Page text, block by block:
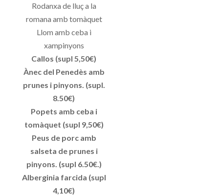
Rodanxa de lluç a la
romana amb tomàquet
Llom amb ceba i
xampinyons
Callos (supl 5,50€)
Ànec del Penedès amb
prunes i pinyons. (supl.
8.50€)
Popets amb ceba i
tomàquet (supl 9,50€)
Peus de porc amb
salseta de prunes i
pinyons. (supl 6.50€.)
Alberginia farcida (supl
4,10€)